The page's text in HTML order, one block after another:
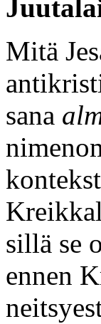
Mitä
sana
sillä se
ennen